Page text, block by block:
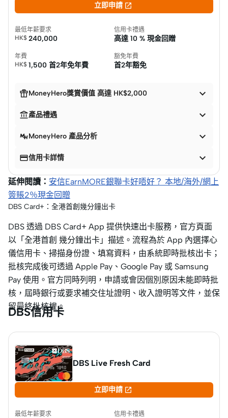
立即申請 
最低年薪要求
HK$ 240,000
信用卡禮遇
高達 10 % 現金回贈
年費
HK$ 1,500 首2年免年費
豁免年費
首2年豁免
MoneyHero獎賞價值 高達 HK$2,000 
產品禮遇 
MoneyHero 產品分析 
信用卡詳情 
延伸閱讀： 安信EarnMORE銀聯卡好唔好？ 本地/海外/網上
簽賬2％現金回贈
DBS Card+：全港首創幾分鐘出卡
DBS 透過 DBS Card+ App 提供快速出卡服務，官方頁面
以「全港首創 幾分鐘出卡」描述。流程為於 App 內選擇心
儀信用卡、掃描身份證、填寫資料，由系統即時批核出卡；
批核完成後可透過 Apple Pay、Google Pay 或 Samsung
Pay 使用。官方同時列明，申請或會因個別原因未能即時批
核，屆時銀行或要求補交住址證明、收入證明等文件，並保
留最終批核權。
DBS信用卡
DBS Live Fresh Card
立即申請 
最低年薪要求
信用卡禮遇